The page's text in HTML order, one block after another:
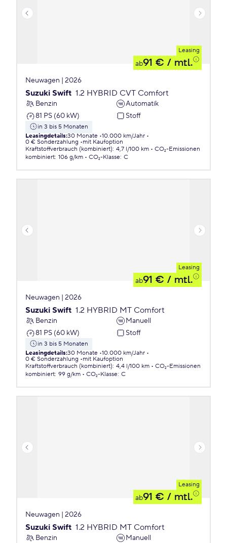
Leasing
ab91 € / mtl.
Neuwagen | 2026
Suzuki Swift 1.2 HYBRID CVT Comfort
Benzin
Automatik
81 PS (60 kW)
Stoff
in 3 bis 5 Monaten
Leasingdetails:30 Monate 10.000 km/Jahr
0 € Sonderzahlung
mit Kaufoption
Kraftstoffverbrauch (kombiniert): 4,7 l/100 km
CO₂-Emissionen
kombiniert: 106 g/km CO₂-Klasse: C
Leasing
ab91 € / mtl.
Neuwagen | 2026
Suzuki Swift 1.2 HYBRID MT Comfort
Benzin
Manuell
81 PS (60 kW)
Stoff
in 3 bis 5 Monaten
Leasingdetails:30 Monate 10.000 km/Jahr
0 € Sonderzahlung
mit Kaufoption
Kraftstoffverbrauch (kombiniert): 4,4 l/100 km
CO₂-Emissionen
kombiniert: 99 g/km CO₂-Klasse: C
Leasing
ab91 € / mtl.
Neuwagen | 2026
Suzuki Swift 1.2 HYBRID MT Comfort
Benzin
Manuell